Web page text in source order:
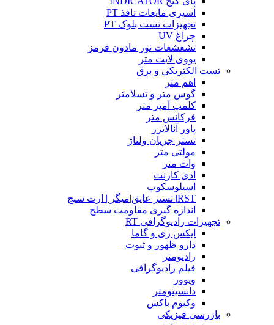
اسپری مایعات نافذ PT
تجهیزات تست بلوک PT
چراغ UV
تشعشعات نور مادون قرمز
یووی لایت متر
تست الکتریکی و برق
اهم متر
گوس متر و تسلامتر
کلمپ آمپر متر
فرکانس متر
پاور آنالایزر
تستر جریان ولتاژ
مولتی متر
وات متر
ادی کارنت
اسیلوسکوپ
RST| تستر عایق|میگر | ارت سنج
اندازه گیری مقاومت سطح
تجهیزات رادیوگرافی RT
ایکس ری و گاما
دارو ظهور و ثبوت
رادیومتر
فیلم رادیوگرافی
ویوور
دانسیتومتر
وکیوم باکس
بازرسی فیزیکی